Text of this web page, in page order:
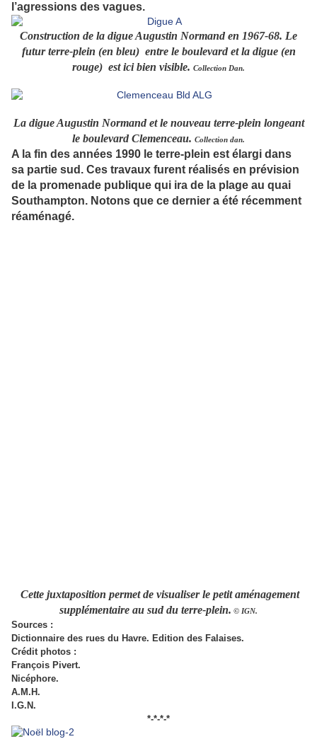
l’agressions des vagues.
Construction de la digue Augustin Normand en 1967-68. Le
futur terre-plein (en bleu) entre le boulevard et la digue (en
rouge) est ici bien visible. Collection Dan.
La digue Augustin Normand et le nouveau terre-plein longeant
le boulevard Clemenceau. Collection dan.
A la fin des années 1990 le terre-plein est élargi dans
sa partie sud. Ces travaux furent réalisés en prévision
de la promenade publique qui ira de la plage au quai
Southampton. Notons que ce dernier a été récemment
réaménagé.
Cette juxtaposition permet de visualiser le petit aménagement
supplémentaire au sud du terre-plein. © IGN.
Sources :
Dictionnaire des rues du Havre. Edition des Falaises.
Crédit photos :
François Pivert.
Nicéphore.
A.M.H.
I.G.N.
*-*-*-*